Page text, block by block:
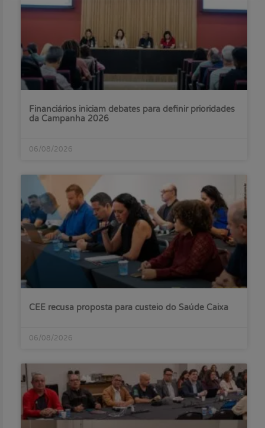
Financiários iniciam debates para definir prioridades
da Campanha 2026
06/08/2026
CEE recusa proposta para custeio do Saúde Caixa
06/08/2026